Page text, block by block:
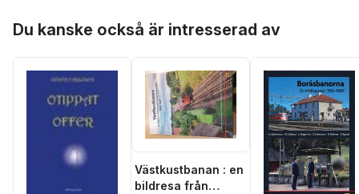
Du kanske också är intresserad av
Västkustbanan : en
bildresa från